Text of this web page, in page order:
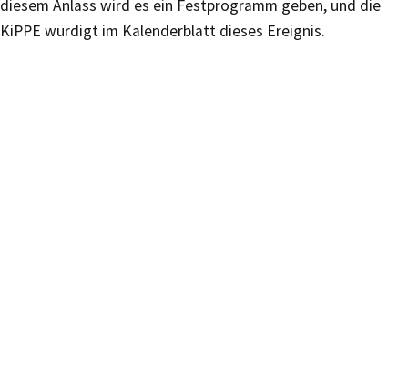
diesem Anlass wird es ein Festprogramm geben, und die
KiPPE würdigt im Kalenderblatt dieses Ereignis.